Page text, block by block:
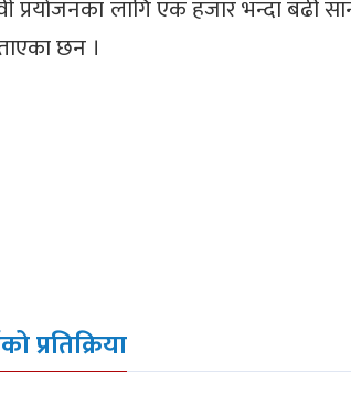
प्रयोजनका लागि एक हजार भन्दा बढी
छन ।
प्रतिक्रिया